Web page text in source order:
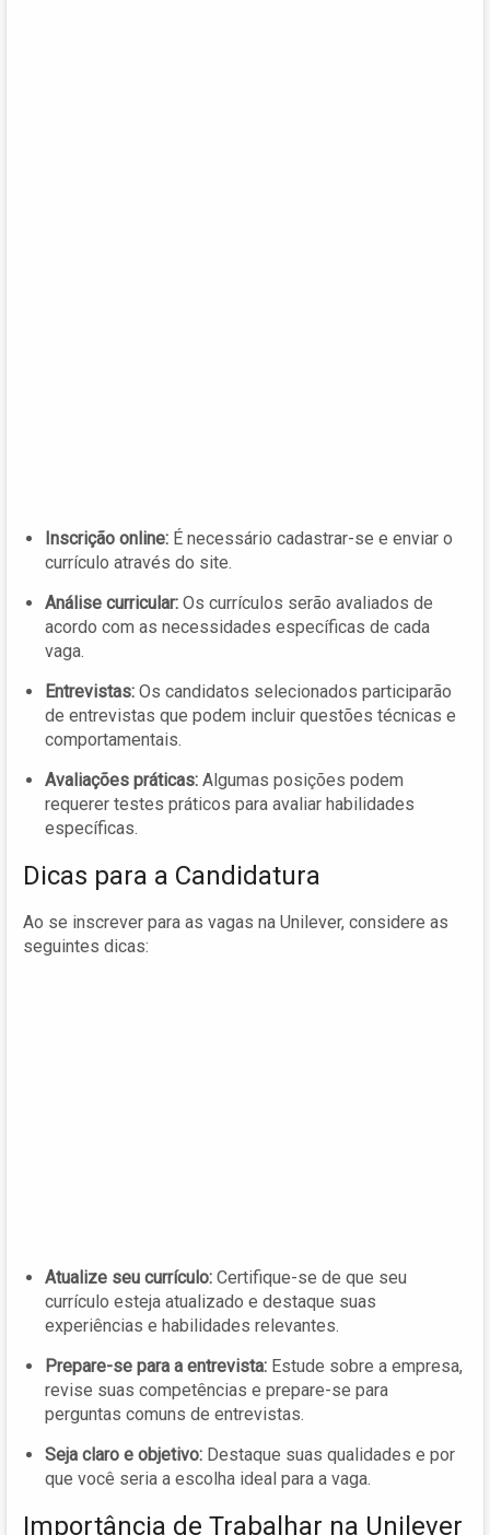
Inscrição online: É necessário cadastrar-se e enviar o
currículo através do site.
Análise curricular: Os currículos serão avaliados de
acordo com as necessidades específicas de cada
vaga.
Entrevistas: Os candidatos selecionados participarão
de entrevistas que podem incluir questões técnicas e
comportamentais.
Avaliações práticas: Algumas posições podem
requerer testes práticos para avaliar habilidades
específicas.
Dicas para a Candidatura
Ao se inscrever para as vagas na Unilever, considere as
seguintes dicas:
Atualize seu currículo: Certifique-se de que seu
currículo esteja atualizado e destaque suas
experiências e habilidades relevantes.
Prepare-se para a entrevista: Estude sobre a empresa,
revise suas competências e prepare-se para
perguntas comuns de entrevistas.
Seja claro e objetivo: Destaque suas qualidades e por
que você seria a escolha ideal para a vaga.
Importância de Trabalhar na Unilever